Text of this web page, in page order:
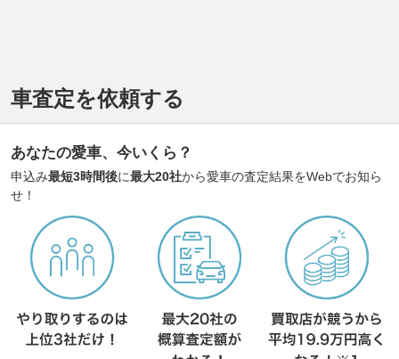
車査定を依頼する
あなたの愛車、今いくら？
申込み最短3時間後に最大20社から愛車の査定結果をWebでお知ら
せ！